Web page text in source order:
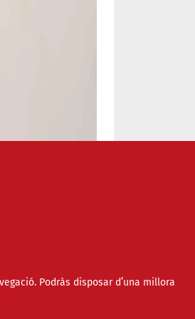
Podràs disposar d’una millora